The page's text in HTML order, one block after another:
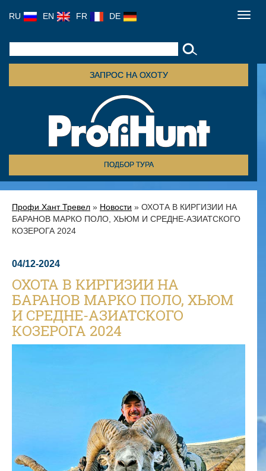
RU EN FR DE
ЗАПРОС НА ОХОТУ
ПОДБОР ТУРА
Профи Хант Тревел » Новости » ОХОТА В КИРГИЗИИ НА
БАРАНОВ МАРКО ПОЛО, ХЬЮМ И СРЕДНЕ-АЗИАТСКОГО
КОЗЕРОГА 2024
04/12-2024
ОХОТА В КИРГИЗИИ НА
БАРАНОВ МАРКО ПОЛО, ХЬЮМ
И СРЕДНЕ-АЗИАТСКОГО
КОЗЕРОГА 2024